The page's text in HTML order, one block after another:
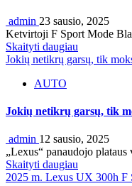
admin 23 sausio, 2025
Ketvirtoji F Sport Mode
Skaityti daugiau
Jokių netikrų garsų, tik
AUTO
Jokių netikrų garsų, tik
admin 12 sausio, 2025
„Lexus“ panaudojo
Skaityti daugiau
2025 m. Lexus UX 300h